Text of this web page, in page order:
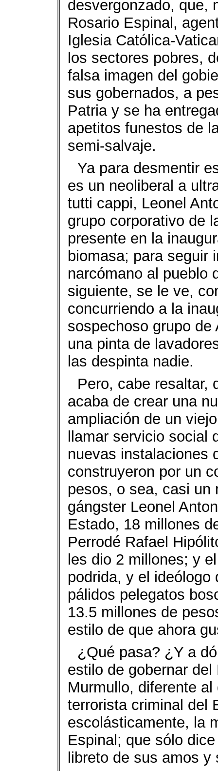
desvergonzado, que,
Rosario Espinal,
Iglesia Católica-
los sectores pobres,
falsa imagen del
sus gobernados, a
Patria y se ha
apetitos funestos de
semi-salvaje.
Ya para desmentir
es un neoliberal a
tutti cappi, Leonel
grupo corporativo de
presente en la
biomasa; para seguir
narcómano al pueblo
siguiente, se le ve,
concurriendo a la
sospechoso grupo
una pinta de
las despinta nadie.
Pero, cabe resaltar,
acaba de crear una
ampliación de un
llamar servicio
nuevas instalaciones
construyeron por un
pesos, o sea, casi un
gángster Leonel
Estado, 18 millones
Perrodé Rafael
les dio 2 millones; y
podrida, y el
pálidos pelegatos
13.5 millones de
estilo de que ahora
¿Qué pasa? ¿Y a
estilo de gobernar
Murmullo, diferente
terrorista criminal del
escolásticamente, la
Espinal; que sólo
libreto de sus amos y